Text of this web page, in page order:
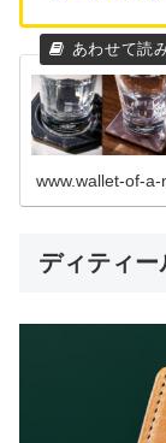
www.wallet-of-
ディティー